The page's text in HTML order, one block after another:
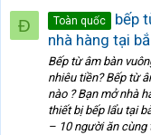
Đ Toàn quốc
bếp
nhà hàng tại
Bếp từ âm bàn
nhiêu tiền? Bếp từ
nào ? Bạn mở nhà
thiết bị bếp lẩu tại
– 10 người ăn cùng